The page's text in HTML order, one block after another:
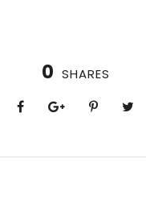
0 SHARES